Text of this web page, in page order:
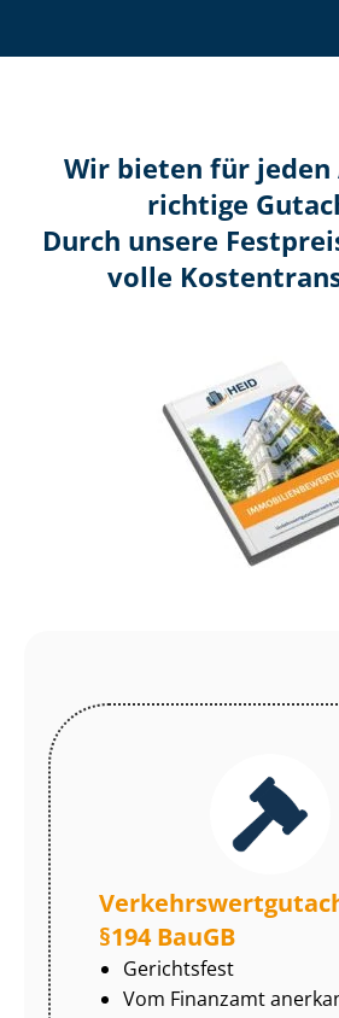
Wir bieten für jeden
richtige
Durch unsere
volle
§194 BauGB
Gerichtsfest
Vom Finanzamt